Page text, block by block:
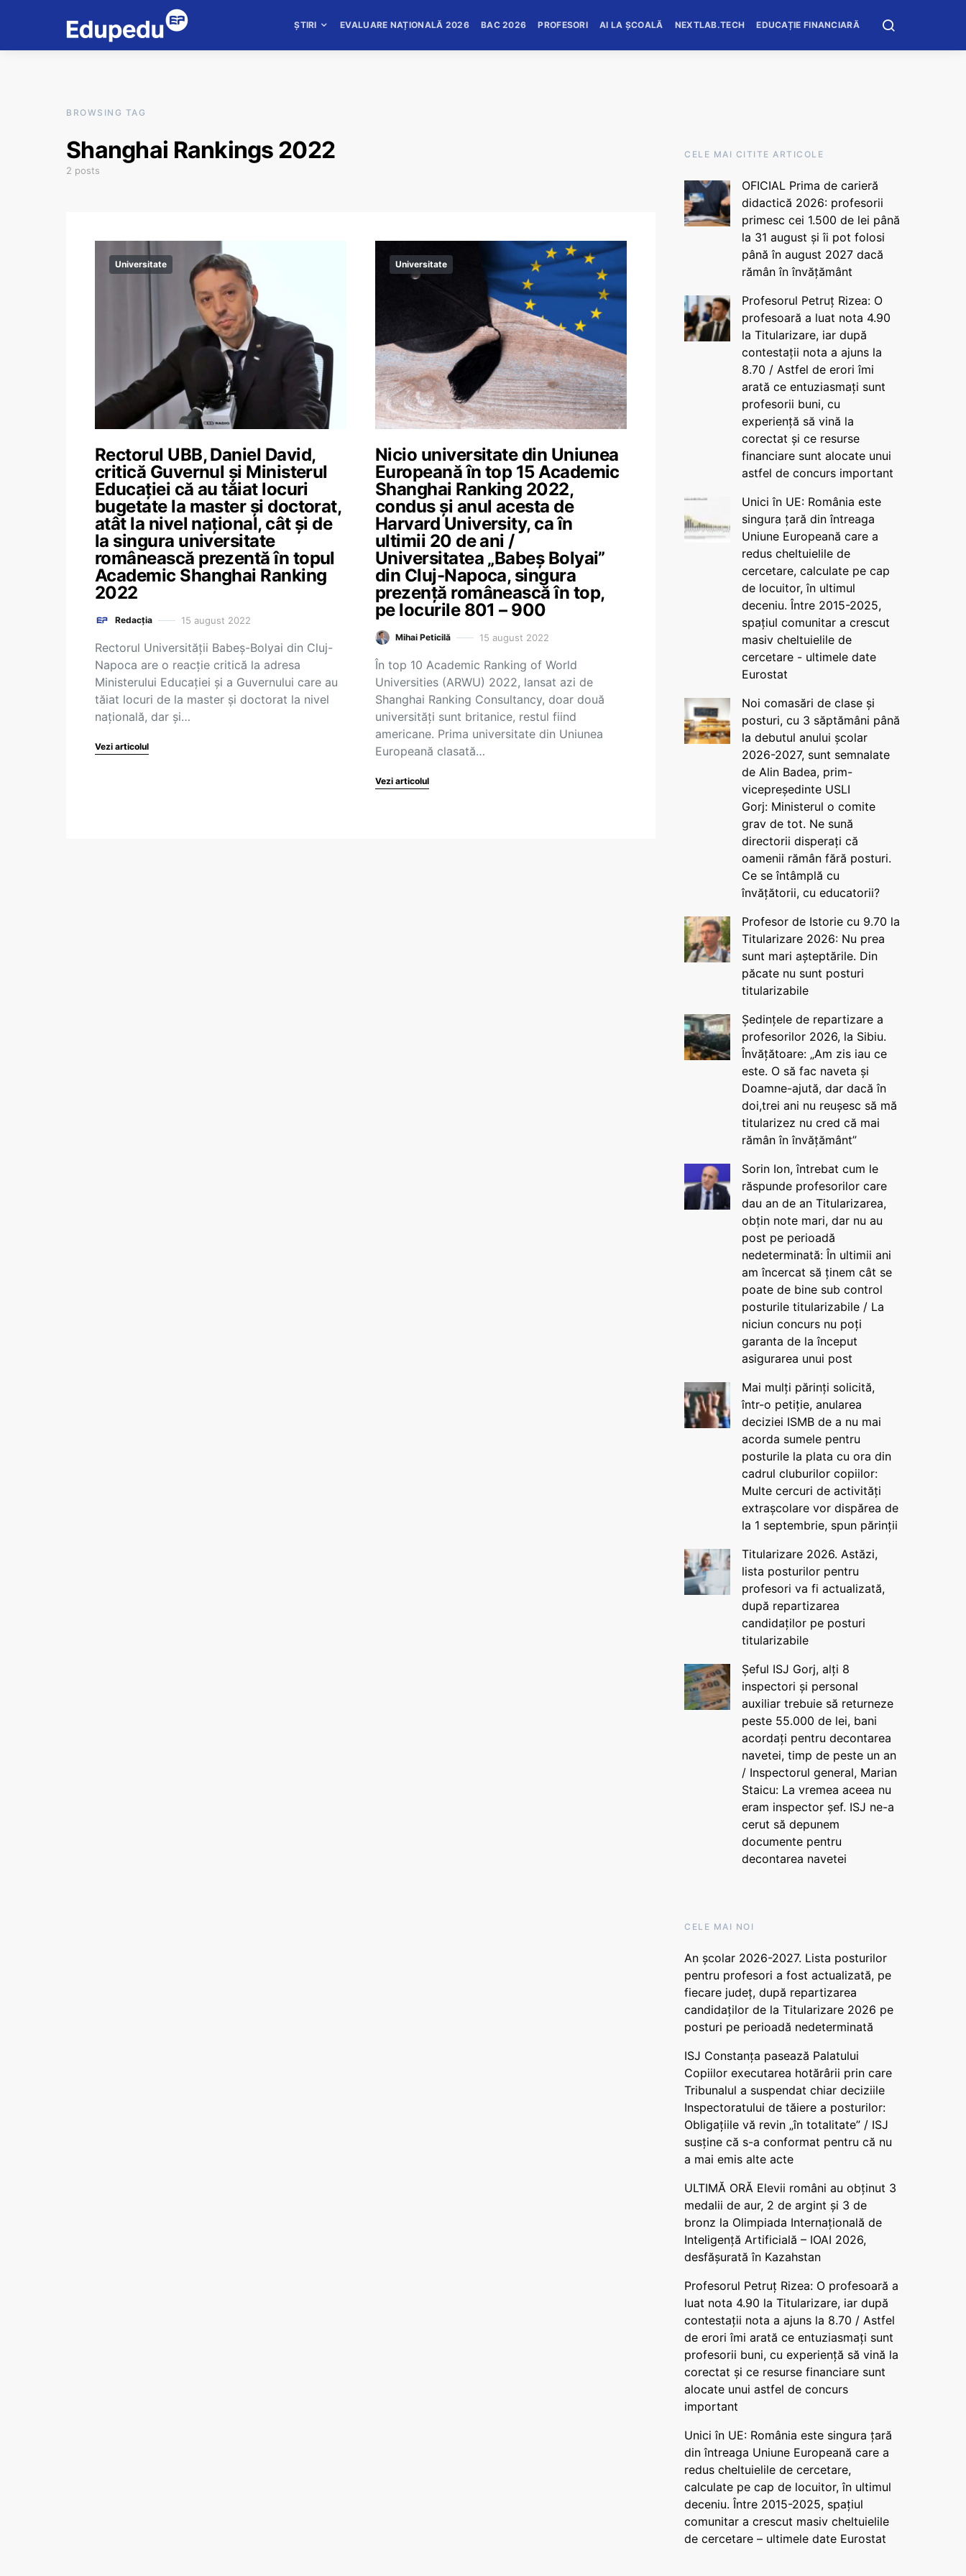
ȘTIRI EVALUARE NAȚIONALĂ 2026 BAC 2026 PROFESORI AI LA ȘCOALĂ NEXTLAB.TECH EDUCAȚIE FINANCIARĂ
BROWSING TAG
Shanghai Rankings 2022
2 posts
Universitate
Rectorul UBB, Daniel David,
critică Guvernul și Ministerul
Educației că au tăiat locuri
bugetate la master și doctorat,
atât la nivel național, cât și de
la singura universitate
românească prezentă în topul
Academic Shanghai Ranking
2022
Redacția 15 august 2022
Rectorul Universității Babeș-Bolyai din Cluj-
Napoca are o reacție critică la adresa
Ministerului Educației și a Guvernului care au
tăiat locuri de la master și doctorat la nivel
națională, dar și…
Vezi articolul
Universitate
Nicio universitate din Uniunea
Europeană în top 15 Academic
Shanghai Ranking 2022,
condus și anul acesta de
Harvard University, ca în
ultimii 20 de ani /
Universitatea „Babeș Bolyai”
din Cluj-Napoca, singura
prezență românească în top,
pe locurile 801 – 900
Mihai Peticilă 15 august 2022
În top 10 Academic Ranking of World
Universities (ARWU) 2022, lansat azi de
Shanghai Ranking Consultancy, doar două
universități sunt britanice, restul fiind
americane. Prima universitate din Uniunea
Europeană clasată…
Vezi articolul
CELE MAI CITITE ARTICOLE
OFICIAL Prima de carieră
didactică 2026: profesorii
primesc cei 1.500 de lei până
la 31 august și îi pot folosi
până în august 2027 dacă
rămân în învățământ
Profesorul Petruț Rizea: O
profesoară a luat nota 4.90
la Titularizare, iar după
contestații nota a ajuns la
8.70 / Astfel de erori îmi
arată ce entuziasmați sunt
profesorii buni, cu
experiență să vină la
corectat și ce resurse
financiare sunt alocate unui
astfel de concurs important
Unici în UE: România este
singura țară din întreaga
Uniune Europeană care a
redus cheltuielile de
cercetare, calculate pe cap
de locuitor, în ultimul
deceniu. Între 2015-2025,
spațiul comunitar a crescut
masiv cheltuielile de
cercetare - ultimele date
Eurostat
Noi comasări de clase și
posturi, cu 3 săptămâni până
la debutul anului școlar
2026-2027, sunt semnalate
de Alin Badea, prim-
vicepreședinte USLI
Gorj: Ministerul o comite
grav de tot. Ne sună
directorii disperați că
oamenii rămân fără posturi.
Ce se întâmplă cu
învățătorii, cu educatorii?
Profesor de Istorie cu 9.70 la
Titularizare 2026: Nu prea
sunt mari așteptările. Din
păcate nu sunt posturi
titularizabile
Ședințele de repartizare a
profesorilor 2026, la Sibiu.
Învățătoare: „Am zis iau ce
este. O să fac naveta și
Doamne-ajută, dar dacă în
doi,trei ani nu reușesc să mă
titularizez nu cred că mai
rămân în învățământ”
Sorin Ion, întrebat cum le
răspunde profesorilor care
dau an de an Titularizarea,
obțin note mari, dar nu au
post pe perioadă
nedeterminată: În ultimii ani
am încercat să ținem cât se
poate de bine sub control
posturile titularizabile / La
niciun concurs nu poți
garanta de la început
asigurarea unui post
Mai mulți părinți solicită,
într-o petiție, anularea
deciziei ISMB de a nu mai
acorda sumele pentru
posturile la plata cu ora din
cadrul cluburilor copiilor:
Multe cercuri de activități
extrașcolare vor dispărea de
la 1 septembrie, spun părinții
Titularizare 2026. Astăzi,
lista posturilor pentru
profesori va fi actualizată,
după repartizarea
candidaților pe posturi
titularizabile
Șeful ISJ Gorj, alți 8
inspectori și personal
auxiliar trebuie să returneze
peste 55.000 de lei, bani
acordați pentru decontarea
navetei, timp de peste un an
/ Inspectorul general, Marian
Staicu: La vremea aceea nu
eram inspector șef. ISJ ne-a
cerut să depunem
documente pentru
decontarea navetei
CELE MAI NOI
An școlar 2026-2027. Lista posturilor
pentru profesori a fost actualizată, pe
fiecare județ, după repartizarea
candidaților de la Titularizare 2026 pe
posturi pe perioadă nedeterminată
ISJ Constanța pasează Palatului
Copiilor executarea hotărârii prin care
Tribunalul a suspendat chiar deciziile
Inspectoratului de tăiere a posturilor:
Obligațiile vă revin „în totalitate” / ISJ
susține că s-a conformat pentru că nu
a mai emis alte acte
ULTIMĂ ORĂ Elevii români au obținut 3
medalii de aur, 2 de argint și 3 de
bronz la Olimpiada Internațională de
Inteligență Artificială – IOAI 2026,
desfășurată în Kazahstan
Profesorul Petruț Rizea: O profesoară a
luat nota 4.90 la Titularizare, iar după
contestații nota a ajuns la 8.70 / Astfel
de erori îmi arată ce entuziasmați sunt
profesorii buni, cu experiență să vină la
corectat și ce resurse financiare sunt
alocate unui astfel de concurs
important
Unici în UE: România este singura țară
din întreaga Uniune Europeană care a
redus cheltuielile de cercetare,
calculate pe cap de locuitor, în ultimul
deceniu. Între 2015-2025, spațiul
comunitar a crescut masiv cheltuielile
de cercetare – ultimele date Eurostat